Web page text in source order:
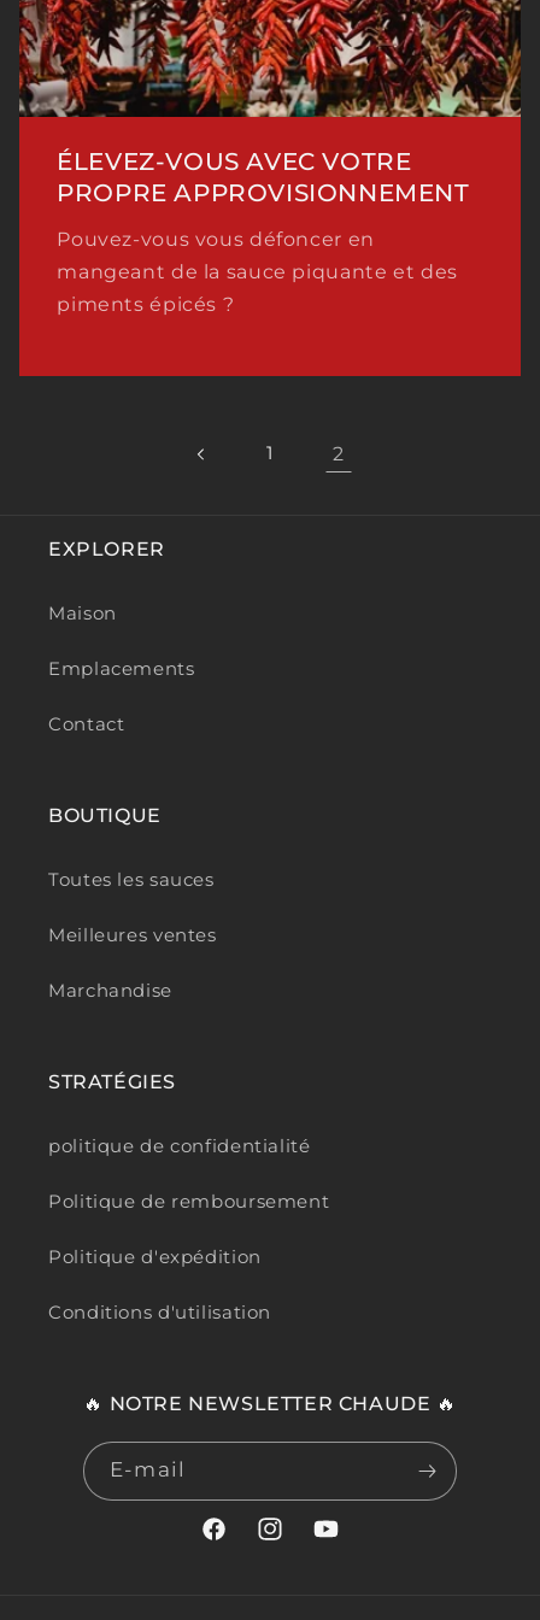
ÉLEVEZ-VOUS AVEC VOTRE
PROPRE APPROVISIONNEMENT
Pouvez-vous vous défoncer en
mangeant de la sauce piquante et des
piments épicés ?
1 2
EXPLORER
Maison
Emplacements
Contact
BOUTIQUE
Toutes les sauces
Meilleures ventes
Marchandise
STRATÉGIES
politique de confidentialité
Politique de remboursement
Politique d'expédition
Conditions d'utilisation
🔥 NOTRE NEWSLETTER CHAUDE 🔥
E-mail
FacebookInstagramYouTube